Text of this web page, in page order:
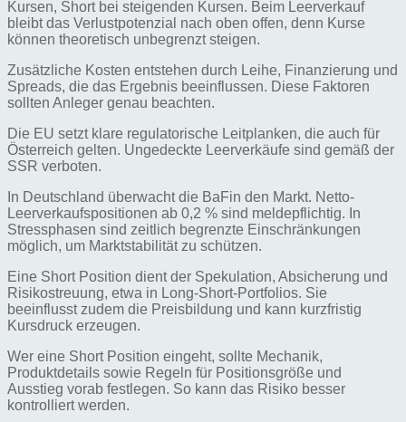
Kursen, Short bei steigenden Kursen. Beim Leerverkauf
bleibt das Verlustpotenzial nach oben offen, denn Kurse
können theoretisch unbegrenzt steigen.
Zusätzliche Kosten entstehen durch Leihe, Finanzierung und
Spreads, die das Ergebnis beeinflussen. Diese Faktoren
sollten Anleger genau beachten.
Die EU setzt klare regulatorische Leitplanken, die auch für
Österreich gelten. Ungedeckte Leerverkäufe sind gemäß der
SSR verboten.
In Deutschland überwacht die BaFin den Markt. Netto-
Leerverkaufspositionen ab 0,2 % sind meldepflichtig. In
Stressphasen sind zeitlich begrenzte Einschränkungen
möglich, um Marktstabilität zu schützen.
Eine Short Position dient der Spekulation, Absicherung und
Risikostreuung, etwa in Long-Short-Portfolios. Sie
beeinflusst zudem die Preisbildung und kann kurzfristig
Kursdruck erzeugen.
Wer eine Short Position eingeht, sollte Mechanik,
Produktdetails sowie Regeln für Positionsgröße und
Ausstieg vorab festlegen. So kann das Risiko besser
kontrolliert werden.